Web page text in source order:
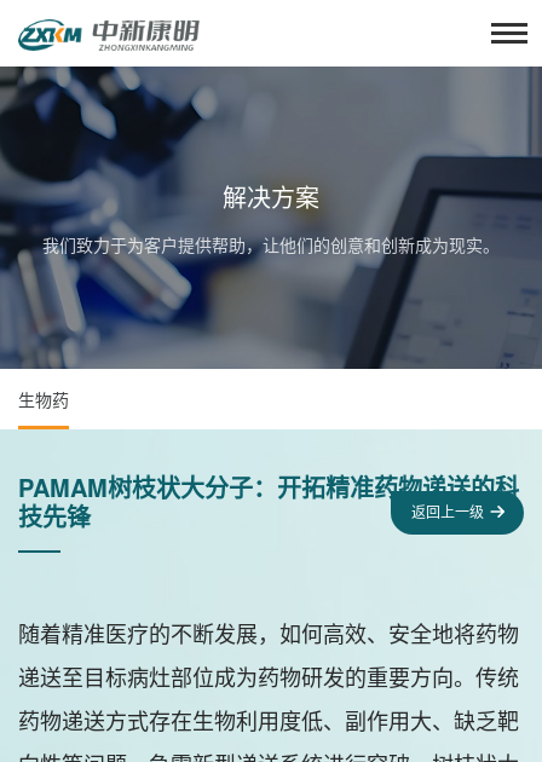
解决方案
我们致力于为客户提供帮助，让他们的创意和创新成为现实。
生物药
PAMAM树枝状大分子：开拓精准药物递送的科
技先锋
返回上一级
随着精准医疗的不断发展，如何高效、安全地将药物
递送至目标病灶部位成为药物研发的重要方向。传统
药物递送方式存在生物利用度低、副作用大、缺乏靶